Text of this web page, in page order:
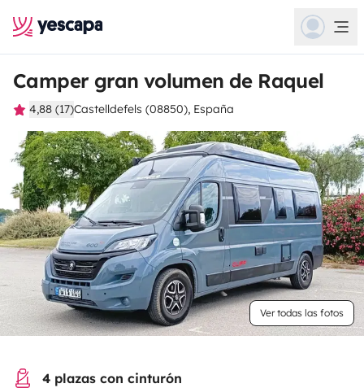
Camper gran volumen de Raquel
4,88 (17)Castelldefels (08850), España
Ver todas las fotos
4 plazas con cinturón